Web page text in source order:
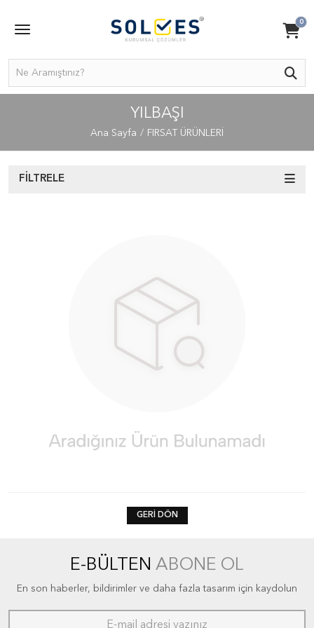
0
YILBAŞI
Ana Sayfa FIRSAT ÜRÜNLERİ
FILTRELE
GERI DÖN
E-BÜLTEN ABONE OL
En son haberler, bildirimler ve daha fazla tasarım için kaydolun